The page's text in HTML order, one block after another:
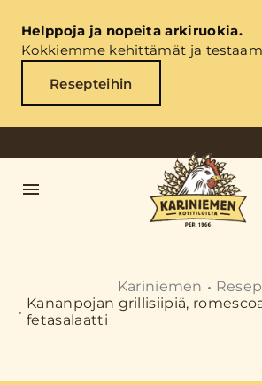
Helppoja ja nopeita arkiruokia.
Kokkiemme kehittämät ja
Resepteihin
Kariniemen
Kananpojan grillisiipiä,
fetasalaatti